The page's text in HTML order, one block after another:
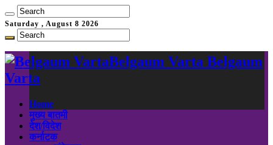
Saturday , August 8 2026
Belgaum Varta Belgaum
Varta
Home
मुख्य बातमी
देश/विदेश
कर्नाटक